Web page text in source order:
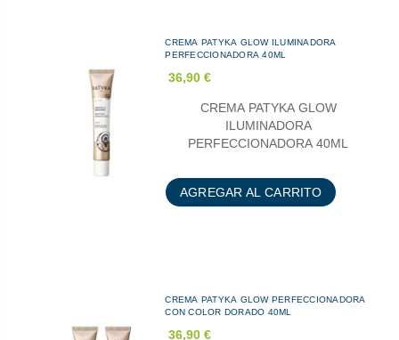
CREMA PATYKA GLOW ILUMINADORA
PERFECCIONADORA 40ML
36,90 €
CREMA PATYKA GLOW
ILUMINADORA
PERFECCIONADORA 40ML
AGREGAR AL CARRITO
CREMA PATYKA GLOW PERFECCIONADORA
CON COLOR DORADO 40ML
36,90 €